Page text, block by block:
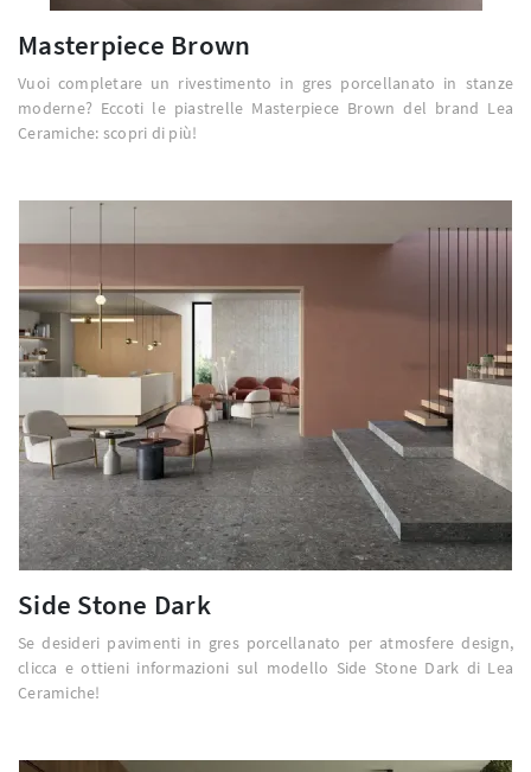
Masterpiece Brown
Vuoi completare un rivestimento in gres porcellanato in stanze
moderne? Eccoti le piastrelle Masterpiece Brown del brand Lea
Ceramiche: scopri di più!
Side Stone Dark
Se desideri pavimenti in gres porcellanato per atmosfere design,
clicca e ottieni informazioni sul modello Side Stone Dark di Lea
Ceramiche!